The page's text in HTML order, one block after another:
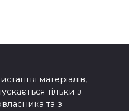
матеріалів,
тільки з
та з